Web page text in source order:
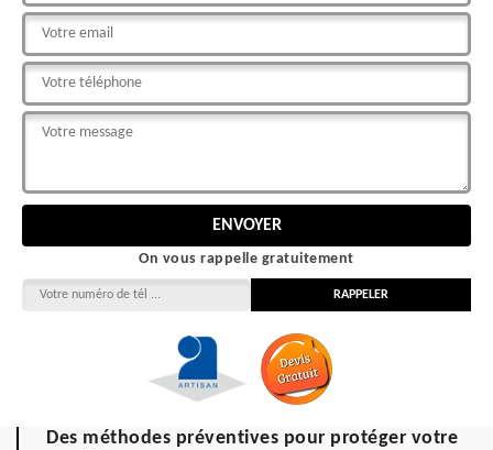
On vous rappelle gratuitement
Des méthodes préventives pour protéger votre